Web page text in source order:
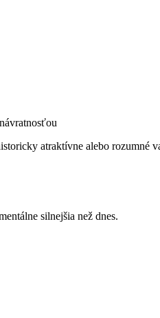
atraktívne alebo rozumné
silnejšia než dnes.